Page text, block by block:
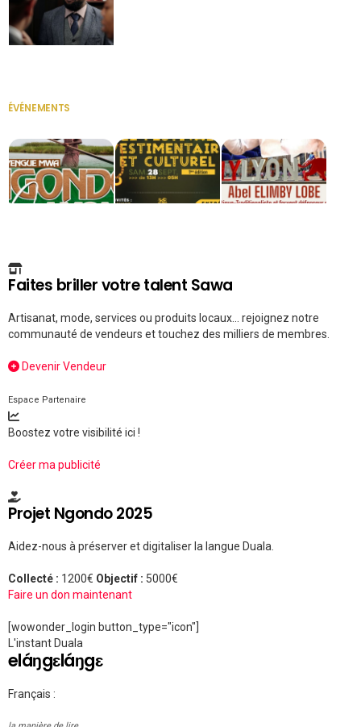
ÉVÉNEMENTS
Faites briller votre talent Sawa
Artisanat, mode, services ou produits locaux... rejoignez notre
communauté de vendeurs et touchez des milliers de membres.
Devenir Vendeur
Espace Partenaire
Boostez votre visibilité ici !
Créer ma publicité
Projet Ngondo 2025
Aidez-nous à préserver et digitaliser la langue Duala.
Collecté : 1200€ Objectif : 5000€
Faire un don maintenant
[wowonder_login button_type="icon"]
L'instant Duala
eláŋgɛláŋgɛ
Français :